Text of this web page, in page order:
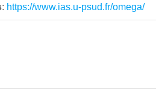
: https://www.ias.u-psud.fr/omega/